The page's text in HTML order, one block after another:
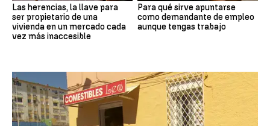
Las herencias, la llave para
ser propietario de una
vivienda en un mercado cada
vez más inaccesible
Para qué sirve apuntarse
como demandante de empleo
aunque tengas trabajo